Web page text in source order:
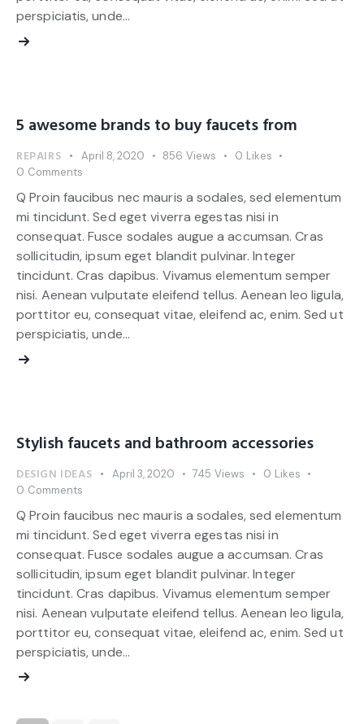
perspiciatis, unde…
5 awesome brands to buy faucets from
REPAIRS April 8, 2020 856 Views 0 Likes
0 Comments
Q Proin faucibus nec mauris a sodales, sed elementum
mi tincidunt. Sed eget viverra egestas nisi in
consequat. Fusce sodales augue a accumsan. Cras
sollicitudin, ipsum eget blandit pulvinar. Integer
tincidunt. Cras dapibus. Vivamus elementum semper
nisi. Aenean vulputate eleifend tellus. Aenean leo ligula,
porttitor eu, consequat vitae, eleifend ac, enim. Sed ut
perspiciatis, unde…
Stylish faucets and bathroom accessories
DESIGN IDEAS April 3, 2020 745 Views 0 Likes
0 Comments
Q Proin faucibus nec mauris a sodales, sed elementum
mi tincidunt. Sed eget viverra egestas nisi in
consequat. Fusce sodales augue a accumsan. Cras
sollicitudin, ipsum eget blandit pulvinar. Integer
tincidunt. Cras dapibus. Vivamus elementum semper
nisi. Aenean vulputate eleifend tellus. Aenean leo ligula,
porttitor eu, consequat vitae, eleifend ac, enim. Sed ut
perspiciatis, unde…